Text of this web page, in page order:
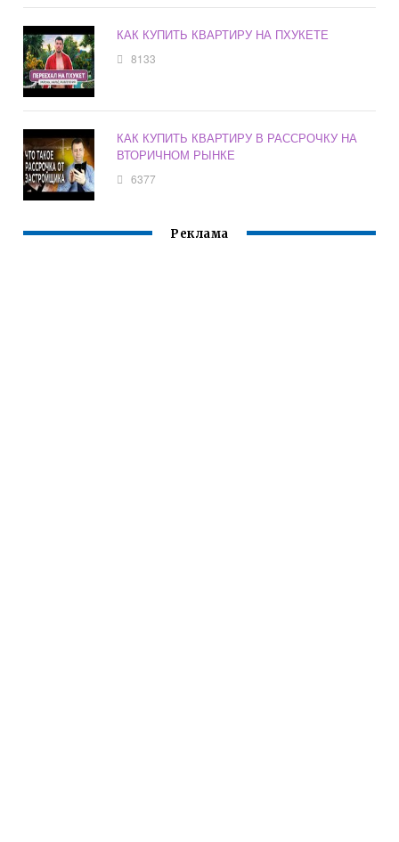
КАК КУПИТЬ КВАРТИРУ НА ПХУКЕТЕ
8133
КАК КУПИТЬ КВАРТИРУ В РАССРОЧКУ НА
ВТОРИЧНОМ РЫНКЕ
6377
Реклама